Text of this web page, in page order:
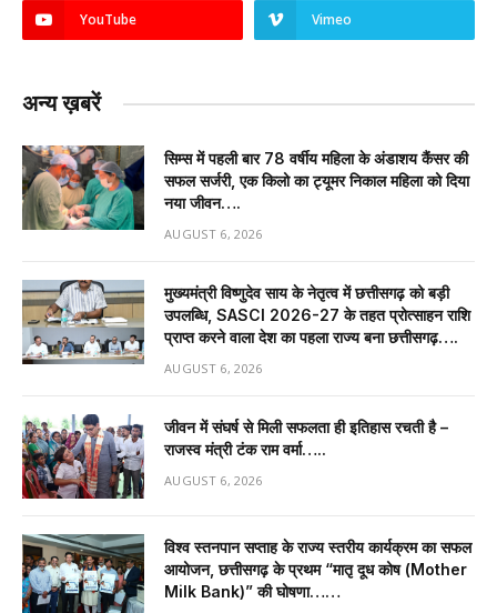
YouTube Vimeo
अन्य ख़बरें
सिम्स में पहली बार 78 वर्षीय महिला के अंडाशय कैंसर की
सफल सर्जरी, एक किलो का ट्यूमर निकाल महिला को दिया
नया जीवन….
AUGUST 6, 2026
मुख्यमंत्री विष्णुदेव साय के नेतृत्व में छत्तीसगढ़ को बड़ी
उपलब्धि, SASCI 2026-27 के तहत प्रोत्साहन राशि
प्राप्त करने वाला देश का पहला राज्य बना छत्तीसगढ़….
AUGUST 6, 2026
जीवन में संघर्ष से मिली सफलता ही इतिहास रचती है –
राजस्व मंत्री टंक राम वर्मा…..
AUGUST 6, 2026
विश्व स्तनपान सप्ताह के राज्य स्तरीय कार्यक्रम का सफल
आयोजन, छत्तीसगढ़ के प्रथम “मातृ दूध कोष (Mother
Milk Bank)” की घोषणा……